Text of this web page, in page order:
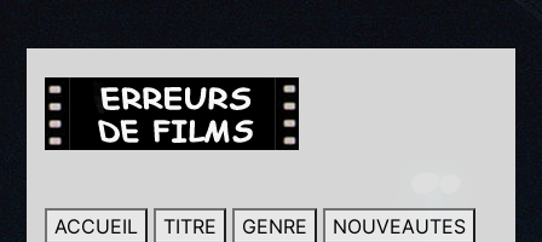
ACCUEIL TITRE GENRE
NOUVEAUTES